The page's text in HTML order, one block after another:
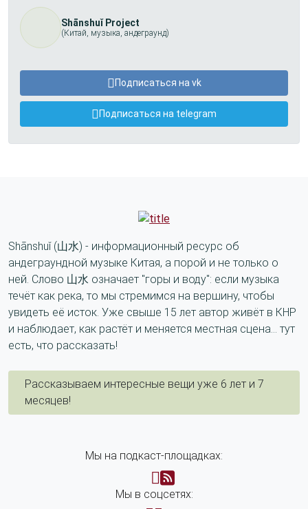
Shānshuǐ Project
(Китай, музыка, андеграунд)
Подписаться на vk
Подписаться на telegram
Shānshuǐ (山水) - информационный ресурс об
андеграундной музыке Китая, а порой и не только о
ней. Слово 山水 означает "горы и воду": если музыка
течёт как река, то мы стремимся на вершину, чтобы
увидеть её исток. Уже свыше 15 лет автор живёт в КНР
и наблюдает, как растёт и меняется местная сцена... тут
есть, что рассказать!
Рассказываем интересные вещи уже 6 лет и 7
месяцев!
Мы на подкаст-площадках:
Мы в соцсетях: